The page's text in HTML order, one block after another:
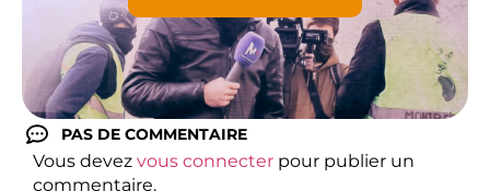
PAS DE COMMENTAIRE
Vous devez vous connecter pour publier un
commentaire.